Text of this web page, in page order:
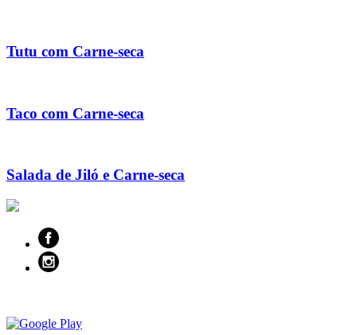
Tutu com Carne-seca
Taco com Carne-seca
Salada de Jiló e Carne-seca